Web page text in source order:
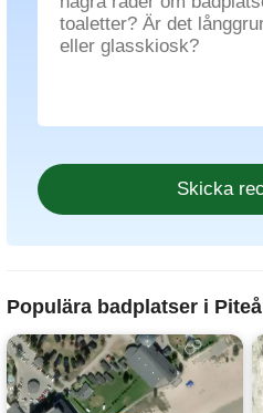
Populära badplatser i Piteå